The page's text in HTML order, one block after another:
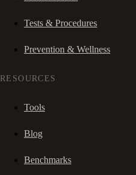
Tests & Procedures
Prevention & Wellness
RESOURCES
Tools
Blog
Benchmarks